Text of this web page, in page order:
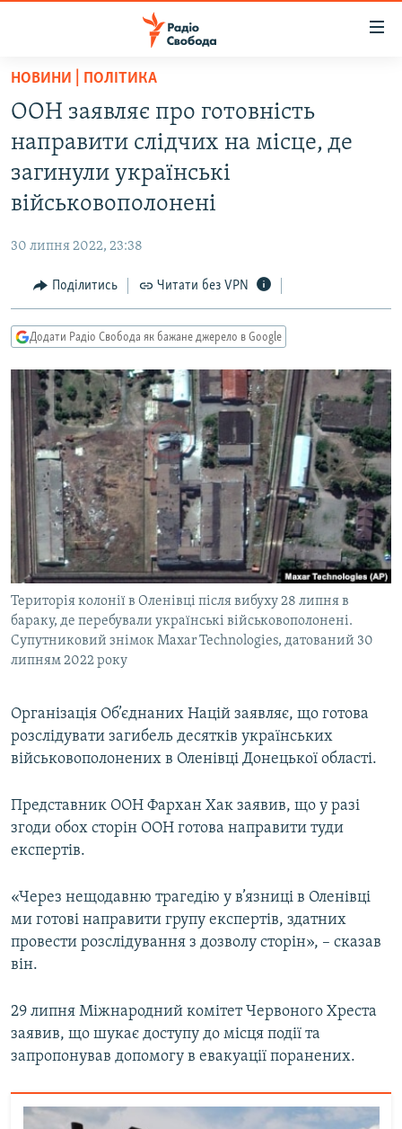
Перейти
основного
матеріалу
Перейти
до
основної
Перейти
пошуку
СТАТТІ
ПОЛІТИКА
КУЛЬТУРА
СПОРТ
СВІТ
ВІЙНА
ДОНБАС.РЕАЛІЇ
КРИМ.РЕАЛІЇ
ТИ ЯК?
КИТАЙ.ВИКЛИКИ
МУЛЬТИМЕДІА
ФОТО
СПЕЦПРОЄКТИ
ПОДКАСТИ
КРИМ РЕАЛІЇ
РУС
УКР
КТАТ
Усі сайти RFE/RL
НОВИНИ | ПОЛІТИКА
ООН заявляє про готовність
направити слідчих на місце, де
загинули українські
військовополонені
30 липня 2022, 23:38
Поділитись Читати без VPN
Додати Радіо Свобода як бажане джерело в Google
Територія колонії в Оленівці після вибуху 28 липня в
бараку, де перебували українські військовополонені.
Супутниковий знімок Maxar Technologies, датований 30
липням 2022 року
Організація Об’єднаних Націй заявляє, що готова
розслідувати загибель десятків українських
військовополонених в Оленівці Донецької області.
Представник ООН Фархан Хак заявив, що у разі
згоди обох сторін ООН готова направити туди
експертів.
«Через нещодавню трагедію у в’язниці в Оленівці
ми готові направити групу експертів, здатних
провести розслідування з дозволу сторін», – сказав
він.
29 липня Міжнародний комітет Червоного Хреста
заявив, що шукає доступу до місця події та
запропонував допомогу в евакуації поранених.